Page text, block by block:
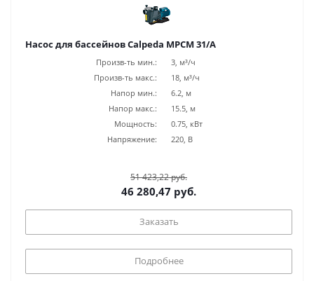
Насос для бассейнов Calpeda MPCM 31/A
Произв-ть мин.:
3, м³/ч
Произв-ть макс.:
18, м³/ч
Напор мин.:
6.2, м
Напор макс.:
15.5, м
Мощность:
0.75, кВт
Напряжение:
220, В
51 423,22 руб.
46 280,47 руб.
Заказать
Подробнее